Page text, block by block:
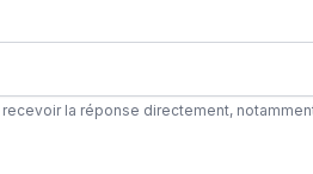
la réponse directement,